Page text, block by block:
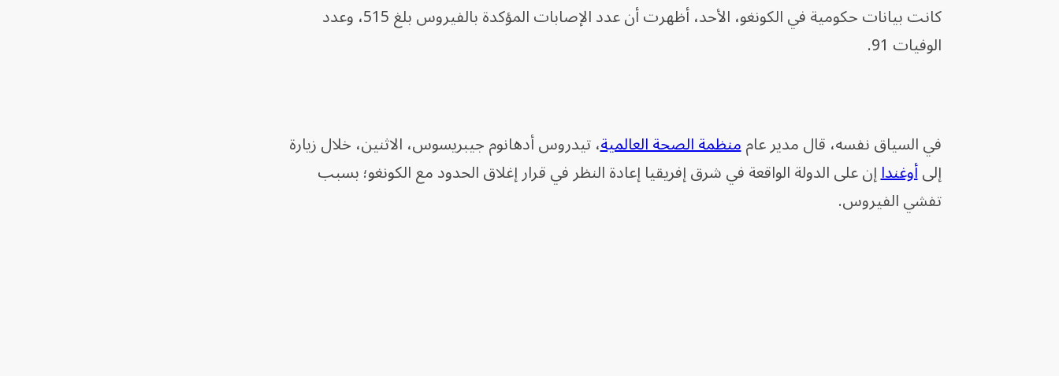
كانت بيانات حكومية في الكونغو، الأحد، أظهرت أن عدد الإصابات المؤكدة بالفيروس بلغ 515، وعدد
الوفيات 91.
في السياق نفسه، قال مدير عاممنظمة الصحة العالمية، تيدروس أدهانوم جيبريسوس، الاثنين، خلال زيارة
إلىأوغنداإن على الدولة الواقعة في شرق إفريقيا إعادة النظر في قرار إغلاق الحدود مع الكونغو؛ بسبب
تفشي الفيروس.